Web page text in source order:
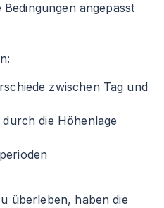
angepasst
zwischen Tag und
die Höhenlage
überleben, haben die